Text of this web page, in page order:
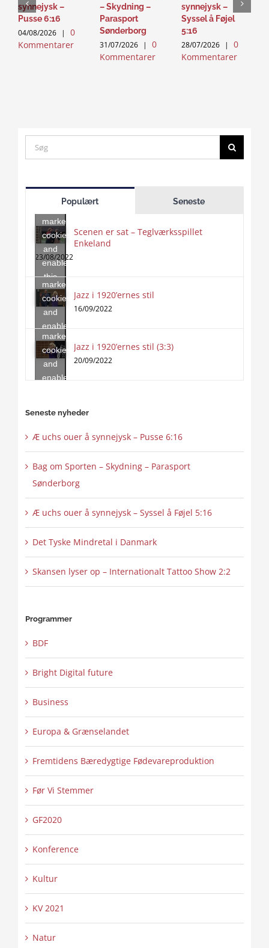
synnejysk –
Pusse 6:16
04/08/2026 |
0
Kommentarer
– Skydning –
Parasport
Sønderborg
31/07/2026 |
0
Kommentarer
synnejysk –
Syssel å Føjel
5:16
28/07/2026 |
0
Kommentarer
Search
for:
Populært Seneste
accept
marketing
cookies
and
enable
this
content
Scenen er sat – Teglværksspillet
Enkeland
23/08/2022
Click
to
marketing
cookies
and
enable
this
content
Jazz i 1920’ernes stil
16/09/2022
Click
to
accept
marketing
cookies
and
enable
Jazz i 1920’ernes stil (3:3)
20/09/2022
Seneste nyheder
Æ uchs ouer å synnejysk – Pusse 6:16
Bag om Sporten – Skydning – Parasport
Sønderborg
Æ uchs ouer å synnejysk – Syssel å Føjel 5:16
Det Tyske Mindretal i Danmark
Skansen lyser op – Internationalt Tattoo Show 2:2
Programmer
BDF
Bright Digital future
Business
Europa & Grænselandet
Fremtidens Bæredygtige Fødevareproduktion
Før Vi Stemmer
GF2020
Konference
Kultur
KV 2021
Natur